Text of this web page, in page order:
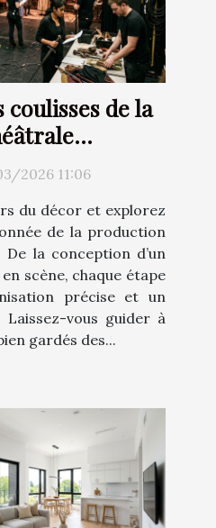
coulisses de la
2026 11:06
du décor et explorez
de la production
la conception d’un
scène, chaque étape
précise et un
vous guider à
gardés des...